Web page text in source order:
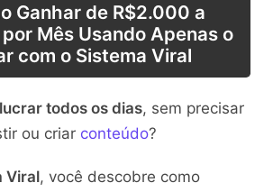
Ganhar de R$2.000 a
Mês Usando Apenas o
com o Sistema Viral
lucrar todos os dias, sem precisar
ou criar conteúdo?
Viral, você descobre como